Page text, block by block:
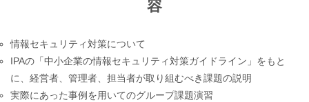
容
情報セキュリティ対策について
IPAの「中小企業の情報セキュリティ対策ガイドライン」をもと
に、経営者、管理者、担当者が取り組むべき課題の説明
実際にあった事例を用いてのグループ課題演習